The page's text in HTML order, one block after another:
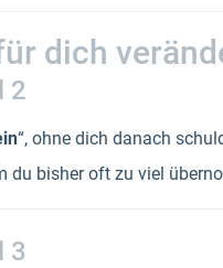
dich
2
“, ohne dich danach
du bisher oft zu viel
3